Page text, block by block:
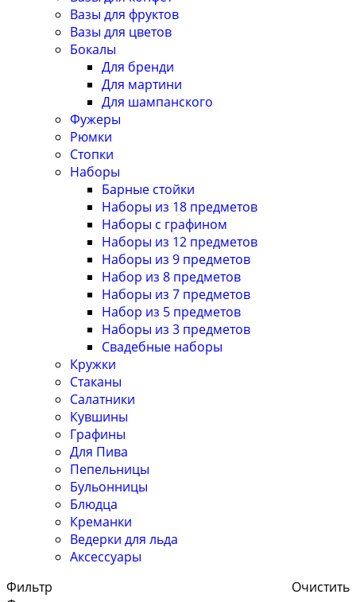
Вазы для фруктов
Вазы для цветов
Бокалы
Для бренди
Для мартини
Для шампанского
Фужеры
Рюмки
Стопки
Наборы
Барные стойки
Наборы из 18 предметов
Наборы с графином
Наборы из 12 предметов
Наборы из 9 предметов
Набор из 8 предметов
Наборы из 7 предметов
Набор из 5 предметов
Наборы из 3 предметов
Свадебные наборы
Кружки
Стаканы
Салатники
Кувшины
Графины
Для Пива
Пепельницы
Бульонницы
Блюдца
Креманки
Ведерки для льда
Аксессуары
Фильтр
Очистить